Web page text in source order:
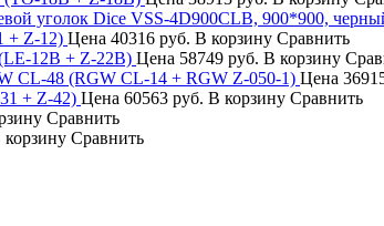
уголок Dice VSS-4D900CLB, 900*900,
+ Z-12) Цена 40316 руб. В корзину Сравнить
12B + Z-22B) Цена 58749 руб. В корзину
CL-48 (RGW CL-14 + RGW Z-050-1) Цена
+ Z-42) Цена 60563 руб. В корзину Сравнить
Сравнить
Сравнить